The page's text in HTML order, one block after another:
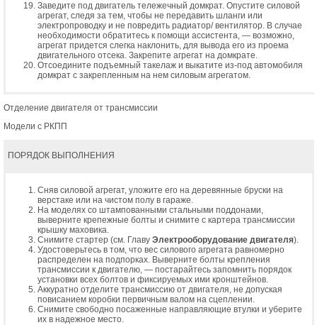
Заведите под двигатель тележечный домкрат. Опустите силовой
агрегат, следя за тем, чтобы не передавить шланги или
электропроводку и не повредить радиатор/ вентилятор. В случае
необходимости обратитесь к помощи ассистента, — возможно,
агрегат придется слегка наклонить, для вывода его из проема
двигательного отсека. Закрепите агрегат на домкрате.
Отсоедините подъемный такелаж и выкатите из-под автомобиля
домкрат с закрепленным на нем силовым агрегатом.
Отделение двигателя от трансмиссии
Модели с РКПП
ПОРЯДОК ВЫПОЛНЕНИЯ
Сняв силовой агрегат, уложите его на деревянные бруски на
верстаке или на чистом полу в гараже.
На моделях со штампованными стальными поддонами,
выверните крепежные болты и снимите с картера трансмиссии
крышку маховика.
Снимите стартер (см. Главу Электрооборудование двигателя).
Удостоверьтесь в том, что вес силового агрегата равномерно
распределен на подпорках. Выверните болты крепления
трансмиссии к двигателю, — постарайтесь запомнить порядок
установки всех болтов и фиксируемых ими кронштейнов.
Аккуратно отделите трансмиссию от двигателя, не допуская
повисанием коробки первичным валом на сцеплении.
Снимите свободно посаженные направляющие втулки и уберите
их в надежное место.